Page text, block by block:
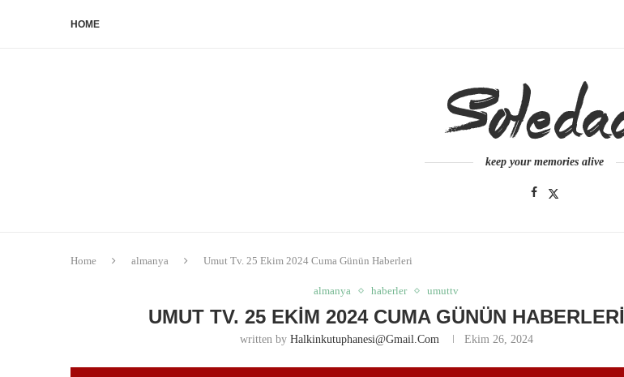
HOME
keep your memories alive
Home almanya Umut Tv. 25 Ekim 2024 Cuma Günün Haberleri
almanya haberler umuttv
UMUT TV. 25 EKIM 2024 CUMA GÜNÜN HABERLERI
written by Halkinkutuphanesi@gmail.com Ekim 26, 2024